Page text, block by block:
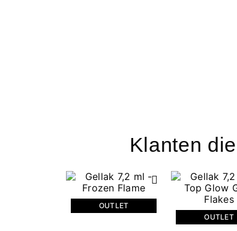
Klanten
OUTLET
OUTLET